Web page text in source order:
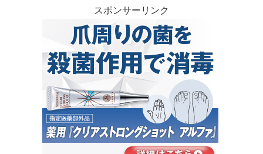
スポンサーリンク